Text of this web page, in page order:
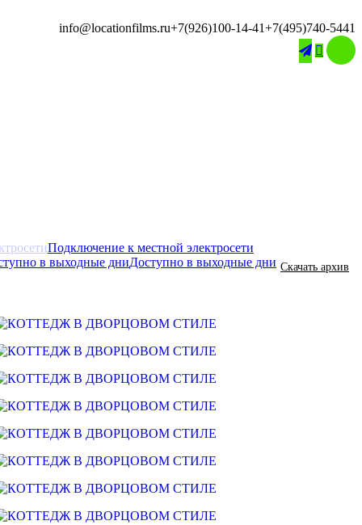
info@locationfilms.ru+7(926)100-14-41+7(495)740-5441

Скачать архив
Подключение к местной электросети
Доступно в выходные дни